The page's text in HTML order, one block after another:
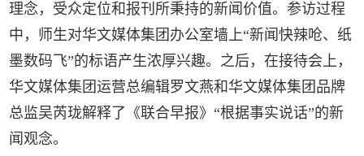
理念，受众定位和报刊所秉持的新闻价值。参访过程
中，师生对华文媒体集团办公室墙上“新闻快辣呛、纸
墨数码飞”的标语产生浓厚兴趣。之后，在接待会上，
华文媒体集团运营总编辑罗文燕和华文媒体集团品牌
总监吴芮珑解释了《联合早报》“根据事实说话”的新
闻观念。